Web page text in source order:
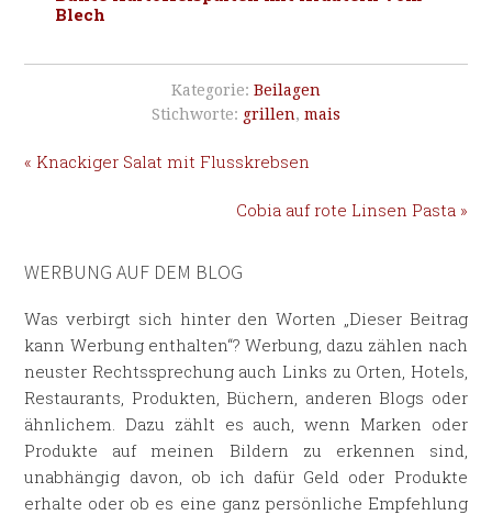
Blech
Kategorie: Beilagen
Stichworte: grillen, mais
« Knackiger Salat mit Flusskrebsen
Cobia auf rote Linsen Pasta »
WERBUNG AUF DEM BLOG
Was verbirgt sich hinter den Worten „Dieser Beitrag
kann Werbung enthalten“? Werbung, dazu zählen nach
neuster Rechtssprechung auch Links zu Orten, Hotels,
Restaurants, Produkten, Büchern, anderen Blogs oder
ähnlichem. Dazu zählt es auch, wenn Marken oder
Produkte auf meinen Bildern zu erkennen sind,
unabhängig davon, ob ich dafür Geld oder Produkte
erhalte oder ob es eine ganz persönliche Empfehlung